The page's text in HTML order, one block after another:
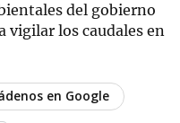
del gobierno
vigilar los caudales en
en Google